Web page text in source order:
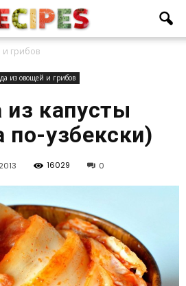
грибов
из овощей и грибов
капусты
по-узбекски)
16029 0